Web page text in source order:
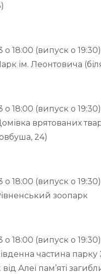
о 18:00 (випуск о 19:30)
ім. Леонтовича
о 18:00 (випуск о 19:30)
врятованих
24)
о 18:00 (випуск о 19:30)
зоопарк
о 18:00 (випуск о 19:30)
частина
Алеї пам’яті